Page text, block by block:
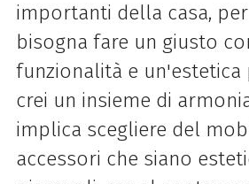
importanti della casa,
bisogna fare un giusto
funzionalità e un'estetica
crei un insieme di
implica scegliere del
accessori che siano